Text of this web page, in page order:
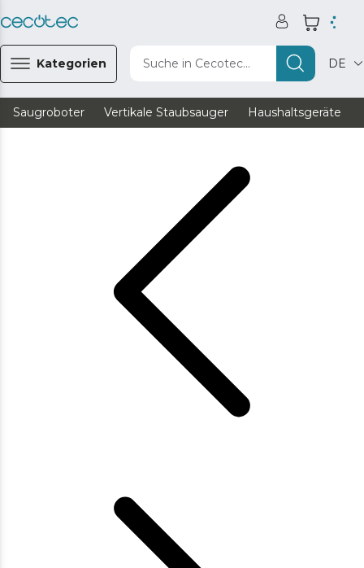
Kategorien Suche in Cecotec... DE
Saugroboter Vertikale Staubsauger Haushaltsgeräte